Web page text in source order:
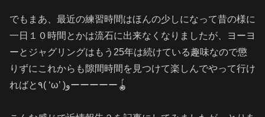
でもまあ、最近の練習時間はほんの少しになって昔の様に
一日１０時間とかは流石に出来なくなりましたが、ヨーヨ
ーとジャグリングはもう25年は続けている趣味なので懲
りずにこれからも隙間時間を見つけて楽しんでやって行け
ればと٩( ‘ω’ )وーーーーー🪀